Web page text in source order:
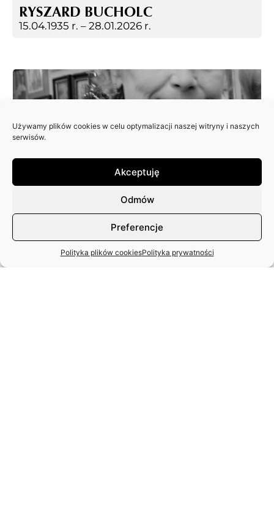
Używamy plików cookies w celu optymalizacji naszej witryny i naszych
serwisów.
Akceptuję
Odmów
Preferencje
Polityka plików cookiesPolityka prywatności
RYSZARD BUCHOLC
15.04.1935 r. – 28.01.2026 r.